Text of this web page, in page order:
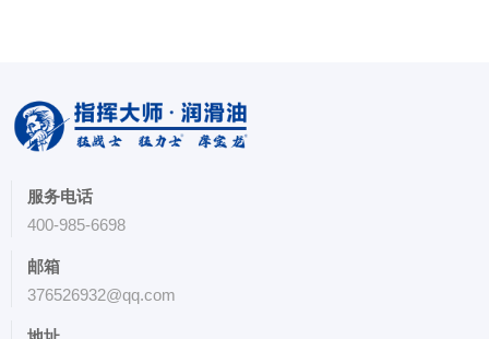
服务电话
400-985-6698
邮箱
376526932@qq.com